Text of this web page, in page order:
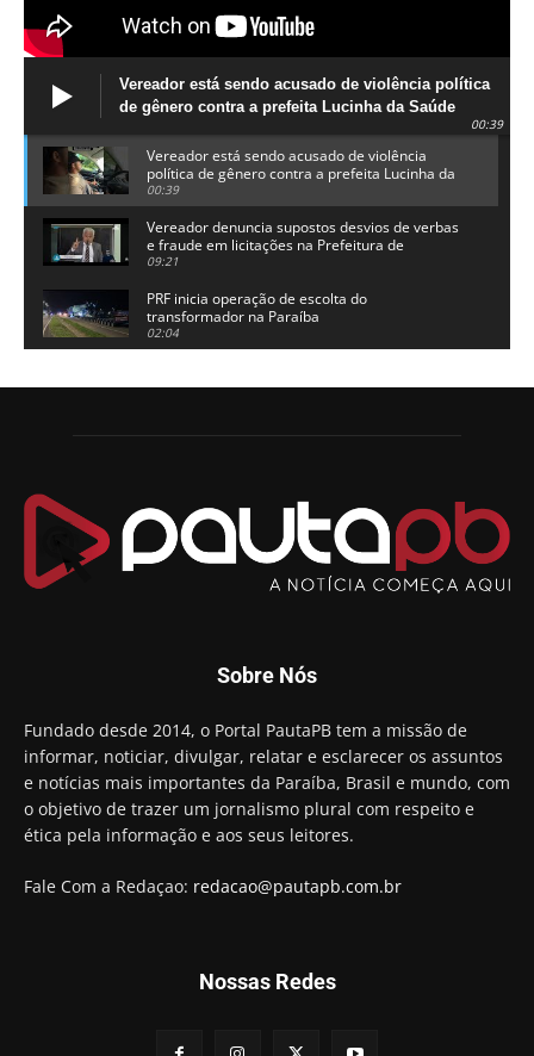
Vereador está sendo acusado de violência política
de gênero contra a prefeita Lucinha da Saúde
00:39
Vereador está sendo acusado de violência
política de gênero contra a prefeita Lucinha da
Saúde
00:39
Vereador denuncia supostos desvios de verbas
e fraude em licitações na Prefeitura de
Alhandra
09:21
PRF inicia operação de escolta do
transformador na Paraíba
02:04
candidatura a governador da Paraíba
Chapa dos sonhos: Cícero agradece a Galdino,
Arthur Lira parabeniza Karla Pimentel por sua
reeleição em Conde
00:23
Aguinaldo Ribeiro destaca apoio do PP a Hugo
preso e faz vídeo na cadeia
Hugo Motta retira projeto que permitia bancos
"confiscar" dinheiro de clientes
01:49
Descaso da gestão Panta deixa crianças e
professoras 'ilhadas' em creche
00:16
Sobre Nós
Fundado desde 2014, o Portal PautaPB tem a missão de
informar, noticiar, divulgar, relatar e esclarecer os assuntos
e notícias mais importantes da Paraíba, Brasil e mundo, com
o objetivo de trazer um jornalismo plural com respeito e
ética pela informação e aos seus leitores.
Fale Com a Redaçao: redacao@pautapb.com.br
Nossas Redes